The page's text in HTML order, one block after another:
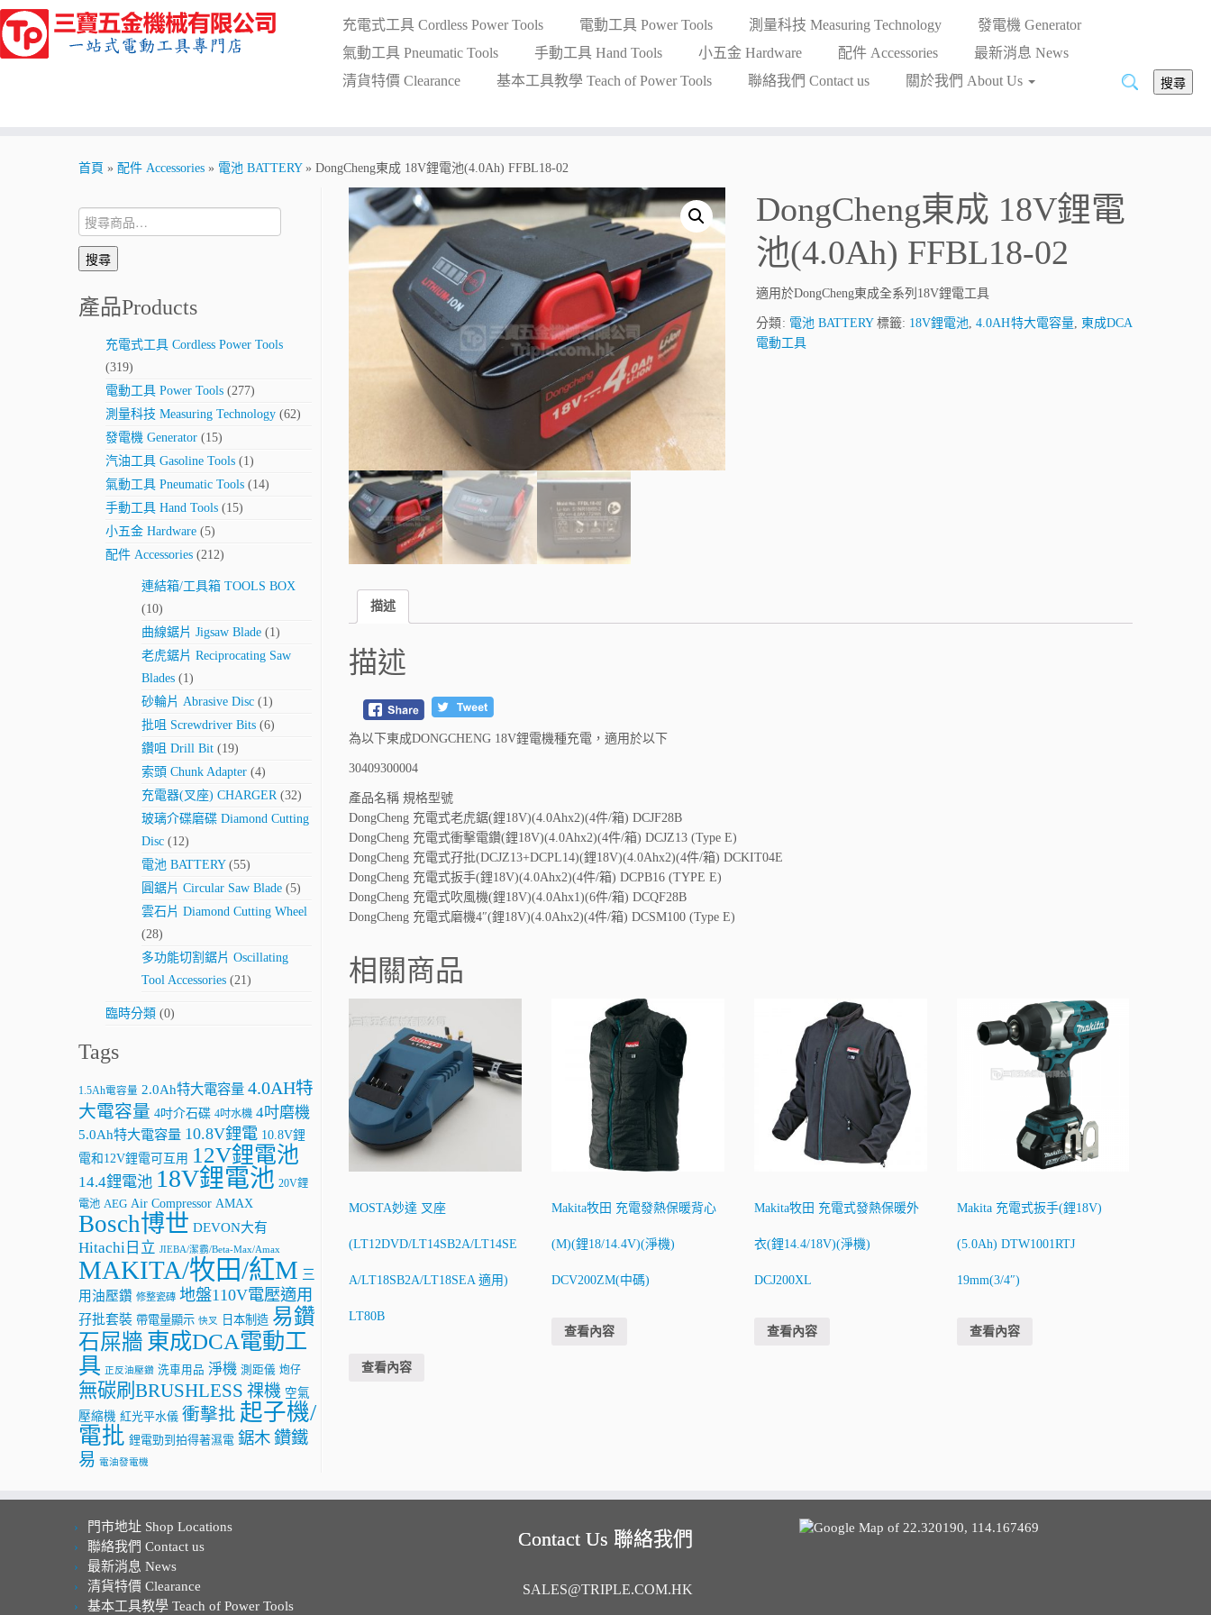
Skip
to
content
充電式工具 Cordless Power Tools 電動工具 Power Tools 測量科技 Measuring Technology
發電機 Generator
氣動工具 Pneumatic Tools
手動工具 Hand Tools 小五金 Hardware 配件 Accessories
最新消息 News
清貨特價 Clearance
基本工具教學 Teach of Power Tools 聯絡我們 Contact us 關於我們 About Us
搜
搜尋
首頁 » 配件 Accessories » 電池 BATTERY » DongCheng東成 18V鋰電池(4.0Ah) FFBL18-02
搜
尋:
搜尋
產品Products
充電式工具 Cordless Power Tools
(319)
電動工具 Power Tools (277)
測量科技 Measuring Technology (62)
發電機 Generator (15)
汽油工具 Gasoline Tools (1)
氣動工具 Pneumatic Tools (14)
手動工具 Hand Tools (15)
小五金 Hardware (5)
配件 Accessories (212)
連結箱/工具箱 TOOLS BOX
(10)
曲線鋸片 Jigsaw Blade (1)
老虎鋸片 Reciprocating Saw
Blades (1)
砂輪片 Abrasive Disc (1)
批咀 Screwdriver Bits (6)
鑽咀 Drill Bit (19)
索頭 Chunk Adapter (4)
充電器(叉座) CHARGER (32)
玻璃介碟磨碟 Diamond Cutting
Disc (12)
電池 BATTERY (55)
圓鋸片 Circular Saw Blade (5)
雲石片 Diamond Cutting Wheel
(28)
多功能切割鋸片 Oscillating
Tool Accessories (21)
臨時分類 (0)
Tags
1.5Ah電容量 2.0Ah特大電容量 4.0AH特
大電容量 4吋介石碟 4吋水機 4吋磨機
5.0Ah特大電容量 10.8V鋰電 10.8V鋰
電和12V鋰電可互用 12V鋰電池
14.4鋰電池 18V鋰電池 20V鋰
電池 AEG Air Compressor AMAX
Bosch博世 DEVON大有
Hitachi日立 JIEBA/潔霸/Beta-Max/Amax
MAKITA/牧田/紅M 三
用油壓鑽 修整瓷磚 地盤110V電壓適用
孖批套裝 帶電量顯示 快叉 日本制造 易鑽
石屎牆 東成DCA電動工
具 正反油壓鑽 洗車用品 淨機 測距儀 炮仔
無碳刷BRUSHLESS 祼機 空氣
壓縮機 紅光平水儀 衝擊批 起子機/
電批 鋰電勁到拍得著濕電 鋸木 鑽鐵
易 電油發電機
DongCheng東成 18V鋰電
池(4.0Ah) FFBL18-02
適用於DongCheng東成全系列18V鋰電工具
分類: 電池 BATTERY 標籤: 18V鋰電池,4.0AH特大電容量, 東成DCA
電動工具
描述
描述
為以下東成DONGCHENG 18V鋰電機種充電，適用於以下
30409300004
產品名稱 規格型號
DongCheng 充電式老虎鋸(鋰18V)(4.0Ahx2)(4件/箱) DCJF28B
DongCheng 充電式衝擊電鑽(鋰18V)(4.0Ahx2)(4件/箱) DCJZ13 (Type E)
DongCheng 充電式孖批(DCJZ13+DCPL14)(鋰18V)(4.0Ahx2)(4件/箱) DCKIT04E
DongCheng 充電式扳手(鋰18V)(4.0Ahx2)(4件/箱) DCPB16 (TYPE E)
DongCheng 充電式吹風機(鋰18V)(4.0Ahx1)(6件/箱) DCQF28B
DongCheng 充電式磨機4″(鋰18V)(4.0Ahx2)(4件/箱) DCSM100 (Type E)
相關商品
MOSTA妙達 叉座
(LT12DVD/LT14SB2A/LT14SE
A/LT18SB2A/LT18SEA 適用)
LT80B
查看內容
Makita牧田 充電發熱保暖背心
(M)(鋰18/14.4V)(淨機)
DCV200ZM(中碼)
查看內容
Makita牧田 充電式發熱保暖外
衣(鋰14.4/18V)(淨機)
DCJ200XL
查看內容
Makita 充電式扳手(鋰18V)
(5.0Ah) DTW1001RTJ
19mm(3/4″)
查看內容
門市地址 Shop Locations
聯絡我們 Contact us
最新消息 News
清貨特價 Clearance
基本工具教學 Teach of Power Tools
Contact Us 聯絡我們
SALES@TRIPLE.COM.HK